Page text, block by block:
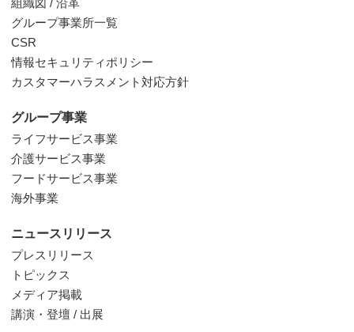
組織図 / 沿革
グループ事業所一覧
CSR
情報セキュリティポリシー
カスタマーハラスメント対応方針
グループ事業
ライフサービス事業
介護サービス事業
フードサービス事業
海外事業
ニュースリリース
プレスリリース
トピックス
メディア掲載
講演・登壇 / 出展